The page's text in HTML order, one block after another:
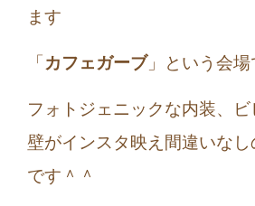
ます
「 カフェガーブ」という会場
フォトジェニックな内装、
壁がインスタ映え間違いなし
です＾＾